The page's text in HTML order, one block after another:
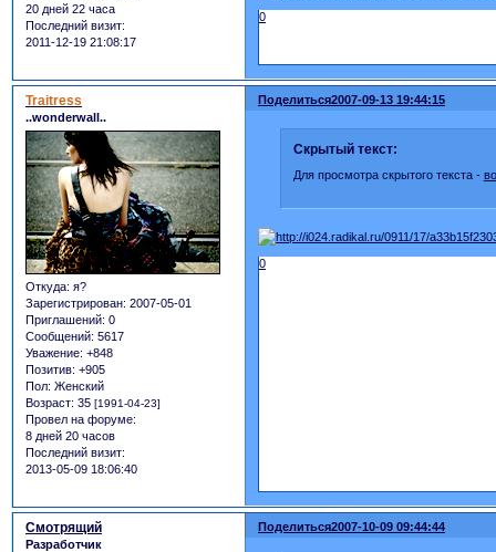
20 дней 22 часа
Последний визит:
2011-12-19 21:08:17
0
Поделиться2007-09-13 19:44:15
Traitress
..wonderwall..
Откуда: я?
Зарегистрирован: 2007-05-01
Приглашений: 0
Сообщений: 5617
Уважение: +848
Позитив: +905
Пол: Женский
Возраст: 35 [1991-04-23]
Провел на форуме:
8 дней 20 часов
Последний визит:
2013-05-09 18:06:40
Скрытый текст:
Для просмотра скрытого текста -
0
Поделиться2007-10-09 09:44:44
Смотрящий
Разработчик